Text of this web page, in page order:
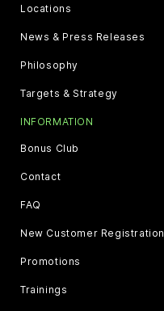
Locations
News & Press Releases
Philosophy
Targets & Strategy
INFORMATION
Bonus Club
Contact
FAQ
New Customer Registration
Promotions
Trainings